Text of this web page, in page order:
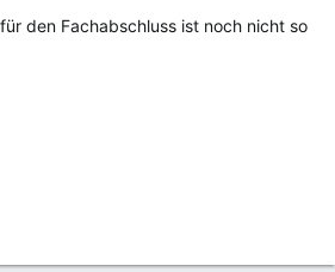
den Fachabschluss ist noch nicht so